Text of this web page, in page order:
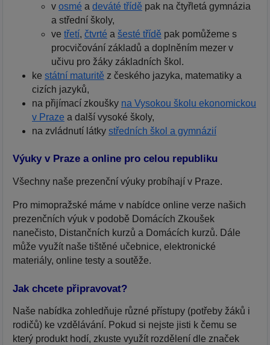
v osmé a deváté třídě pak na čtyřletá gymnázia
a střední školy,
ve třetí, čtvrté a šesté třídě pak pomůžeme s
procvičování základů a doplněním mezer v
učivu pro žáky základních škol.
ke státní maturitě z českého jazyka, matematiky a
cizích jazyků,
na přijímací zkoušky na Vysokou školu ekonomickou
v Praze a další vysoké školy,
na zvládnutí látky středních škol a gymnázií
Výuky v Praze a online pro celou republiku
Všechny naše prezenční výuky probíhají v Praze.
Pro mimopražské máme v nabídce online verze našich
prezenčních výuk v podobě Domácích Zkoušek
nanečisto, Distančních kurzů a Domácích kurzů. Dále
může využít naše tištěné učebnice, elektronické
materiály, online testy a soutěže.
Jak chcete připravovat?
Naše nabídka zohledňuje různé přístupy (potřeby žáků i
rodičů) ke vzdělávání. Pokud si nejste jisti k čemu se
který produkt hodí, zkuste využít rozdělení dle značek